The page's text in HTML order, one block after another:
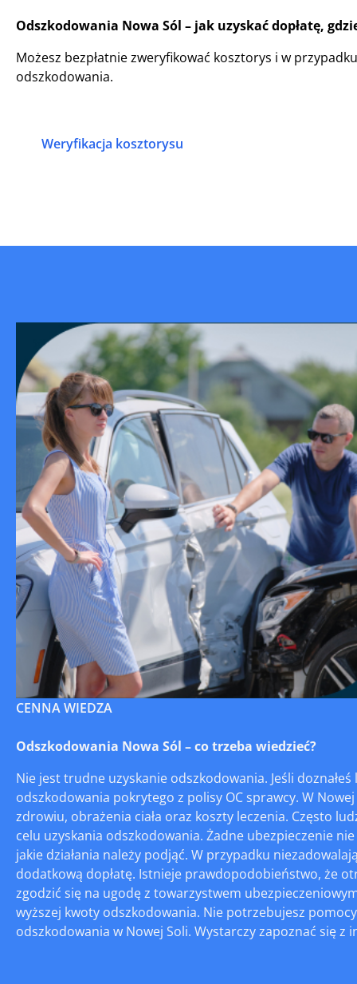
Odszkodowania Nowa Sól – jak uzyskać dopłatę,
Możesz bezpłatnie zweryfikować kosztorys i w
odszkodowania.
Weryfikacja kosztorysu
CENNA WIEDZA
Odszkodowania Nowa Sól – co trzeba wiedzieć?
Nie jest trudne uzyskanie odszkodowania. Jeśli
odszkodowania pokrytego z polisy OC sprawcy. W
zdrowiu, obrażenia ciała oraz koszty leczenia. Często
celu uzyskania odszkodowania. Żadne ubezpieczenie
jakie działania należy podjąć. W przypadku
dodatkową dopłatę. Istnieje prawdopodobieństwo, że
zgodzić się na ugodę z towarzystwem
wyższej kwoty odszkodowania. Nie potrzebujesz
odszkodowania w Nowej Soli. Wystarczy zapoznać się